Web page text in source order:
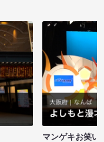
マンゲキお笑い